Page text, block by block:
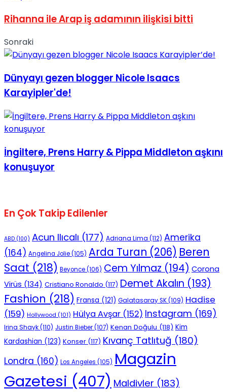
Rihanna ile Arap iş adamının ilişkisi bitti
Sonraki
Dünyayı gezen blogger Nicole Isaacs
Karayipler'de!
İngiltere, Prens Harry & Pippa Middleton aşkını
konuşuyor
En Çok Takip Edilenler
ABD (100) Acun Ilıcalı (177) Adriana Lima (112) Amerika
(164) Angelina Jolie(105) Arda Turan (206) Beren
Saat (218) Beyonce(106) Cem Yılmaz (194) Corona
Virüs (134) Cristiano Ronaldo (117) Demet Akalın (193)
Fashion (218) Fransa (121) Galatasaray SK(109) Hadise
(159) Hollywood (101) Hülya Avşar (152) Instagram (169)
Irina Shayk(110) Justin Bieber(107) Kenan Doğulu (118) Kim
Kardashian (123) Konser (117) Kıvanç Tatlıtuğ (180)
Londra (160) Los Angeles (105) Magazin
Gazetesi (407) Maldivler (183)